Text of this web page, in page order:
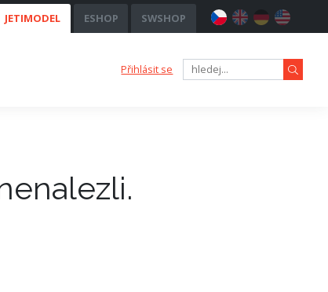
JETIMODEL ESHOP SWSHOP
Přihlásit se